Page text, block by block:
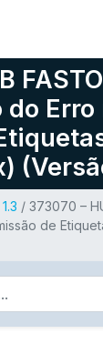
Erro
/ 373070 –
de